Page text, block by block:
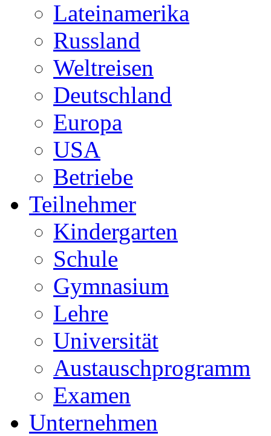
Lateinamerika
Russland
Weltreisen
Deutschland
Europa
USA
Betriebe
Teilnehmer
Kindergarten
Schule
Gymnasium
Lehre
Universität
Austauschprogramm
Examen
Unternehmen